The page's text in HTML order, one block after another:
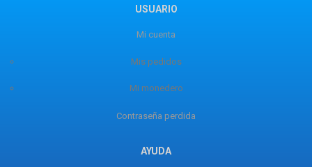
USUARIO
Mi cuenta
Mis pedidos
Mi monedero
Contraseña perdida
AYUDA